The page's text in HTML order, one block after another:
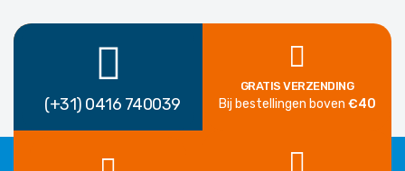
(+31) 0416 740039
GRATIS VERZENDING
Bij bestellingen boven €40